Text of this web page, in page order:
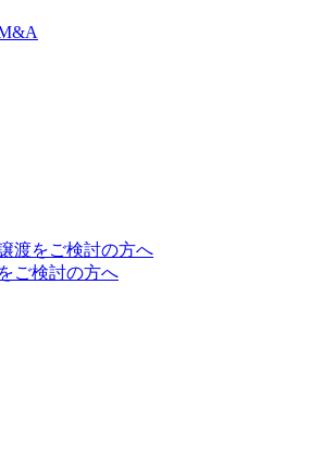
渡をご検討の方へ
ご検討の方へ